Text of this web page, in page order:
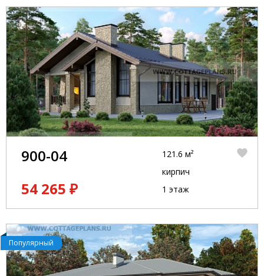
900-04
54 265 ₽
121.6 м²
кирпич
1 этаж
Популярный